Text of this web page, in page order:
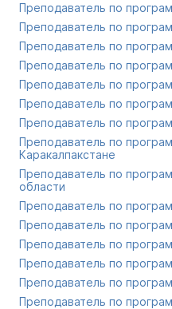
Преподаватель по
Преподаватель по
Преподаватель по
Преподаватель по
Преподаватель по
Преподаватель по
Преподаватель по
Преподаватель по
Каракалпакстане
Преподаватель по
области
Преподаватель по
Преподаватель по
Преподаватель по
Преподаватель по
Преподаватель по
Преподаватель по